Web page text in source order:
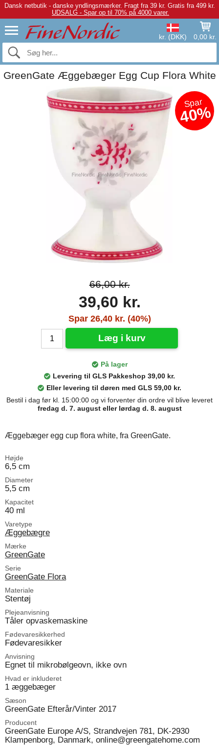
Dansk netbutik - danske yndlingsmærker. Fragt fra 39 kr. Gratis fra 499 kr.
UDSALG - Spar op til 70% på 4000 varer.
kr. (DKK) 0,00 kr.
GreenGate Æggebæger Egg Cup Flora White
Spar
40%
66,00 kr.
39,60 kr.
Spar 26,40 kr. (40%)
Læg i kurv
På lager
Levering til GLS Pakkeshop 39,00 kr.
Eller levering til døren med GLS 59,00 kr.
Bestil i dag før kl. 15:00:00 og vi forventer din ordre vil blive leveret
fredag d. 7. august eller lørdag d. 8. august
Æggebæger egg cup flora white, fra GreenGate.
Højde
6,5 cm
Diameter
5,5 cm
Kapacitet
40 ml
Varetype
Æggebægre
Mærke
GreenGate
Serie
GreenGate Flora
Materiale
Stentøj
Plejeanvisning
Tåler opvaskemaskine
Fødevaresikkerhed
Fødevaresikker
Anvisning
Egnet til mikrobølgeovn, ikke ovn
Hvad er inkluderet
1 æggebæger
Sæson
GreenGate Efterår/Vinter 2017
Producent
GreenGate Europe A/S, Strandvejen 781, DK-2930
Klampenborg, Danmark, online@greengatehome.com